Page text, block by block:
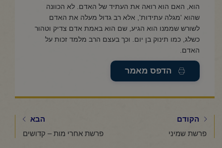
הוא, האם הוא רואה את העתיד של האדם. לא הכוונה
שהוא 'מגלה עתידות', אלא רב גדול מעלה את האדם
לשורש שממנו הוא הגיע, שם הוא באמת אדם צדיק וטהור
כשלג, כמו תינוק בן יום. וכך בעצם הרב מלמד זכות על
האדם.
הדפס מאמר
הקודם
פרשת שמיני
הבא
פרשת אחרי מות – קדושים